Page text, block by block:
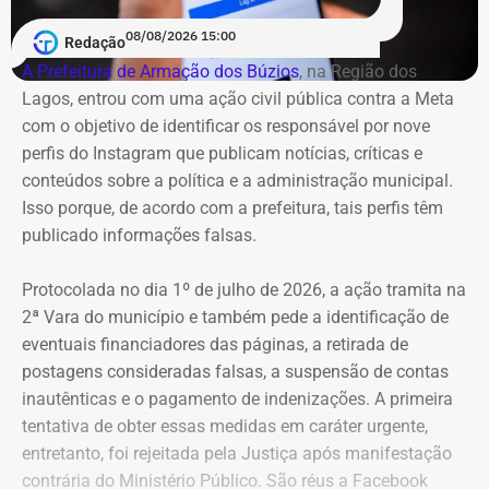
Redação08/08/2026 15:00
A Prefeitura de Armação dos Búzios, na Região dos
Lagos, entrou com uma ação civil pública contra a Meta
com o objetivo de identificar os responsável por nove
perfis do Instagram que publicam notícias, críticas e
conteúdos sobre a política e a administração municipal.
Isso porque, de acordo com a prefeitura, tais perfis têm
publicado informações falsas.
Protocolada no dia 1º de julho de 2026, a ação tramita na
2ª Vara do município e também pede a identificação de
eventuais financiadores das páginas, a retirada de
postagens consideradas falsas, a suspensão de contas
inautênticas e o pagamento de indenizações. A primeira
tentativa de obter essas medidas em caráter urgente,
entretanto, foi rejeitada pela Justiça após manifestação
contrária do Ministério Público. São réus a Facebook